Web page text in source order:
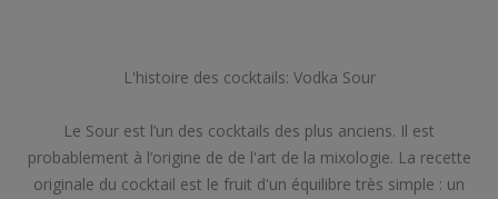
L'histoire des cocktails: Vodka Sour
Le Sour est l’un des cocktails des plus anciens. Il est
probablement à l’origine de de l'art de la mixologie. La recette
originale du cocktail est le fruit d'un équilibre très simple : un